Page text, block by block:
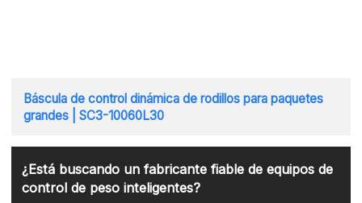
Báscula de control dinámica de rodillos para paquetes
grandes | SC3-10060L30
¿Está buscando un fabricante fiable de equipos de
control de peso inteligentes?